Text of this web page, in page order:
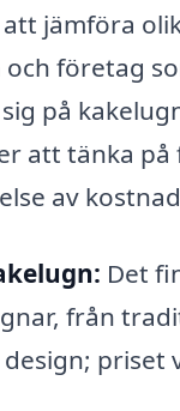
jämföra
företag
på
att tänka på
av
Det
från
priset